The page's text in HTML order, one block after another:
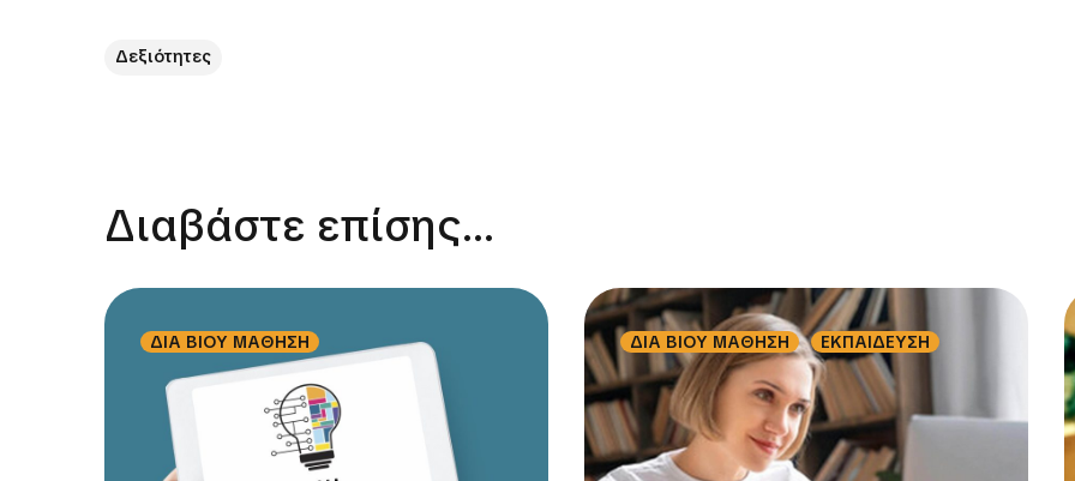
Δεξιότητες
Διαβάστε επίσης...
ΔΙΑ ΒΙΟΥ ΜΑΘΗΣΗ ΔΙΑ ΒΙΟΥ ΜΑΘΗΣΗ ΕΚΠΑΙΔΕΥΣΗ